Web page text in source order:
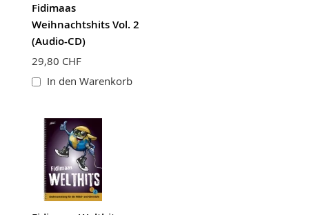
Fidimaas
Weihnachtshits Vol. 2
(Audio-CD)
29,80 CHF
In den Warenkorb